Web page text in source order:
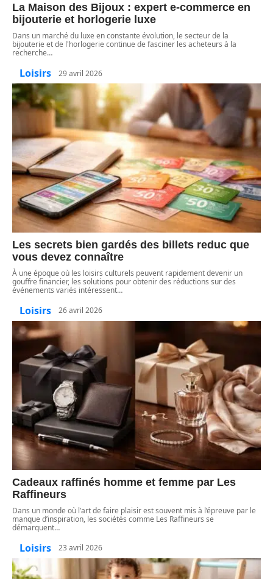
La Maison des Bijoux : expert e-commerce en
bijouterie et horlogerie luxe
Dans un marché du luxe en constante évolution, le secteur de la
bijouterie et de l'horlogerie continue de fasciner les acheteurs à la
recherche…
Loisirs 29 avril 2026
Les secrets bien gardés des billets reduc que
vous devez connaître
À une époque où les loisirs culturels peuvent rapidement devenir un
gouffre financier, les solutions pour obtenir des réductions sur des
événements variés intéressent…
Loisirs 26 avril 2026
Cadeaux raffinés homme et femme par Les
Raffineurs
Dans un monde où l’art de faire plaisir est souvent mis à l’épreuve par le
manque d’inspiration, les sociétés comme Les Raffineurs se
démarquent…
Loisirs 23 avril 2026